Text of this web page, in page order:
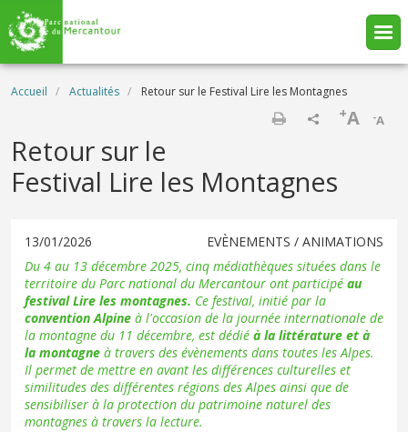
Aller au contenu principal
Fil d'Ariane
Accueil Actualités Retour sur le Festival Lire les Montagnes
-A
+A
Retour sur le
Festival Lire les Montagnes
13/01/2026
EVÈNEMENTS / ANIMATIONS
Du 4 au 13 décembre 2025, cinq médiathèques situées dans le
territoire du Parc national du Mercantour ont participé au
festivalLire les montagnes. Ce festival, initié par la
convention Alpine à l'occasion de la journée internationale de
la montagne du 11 décembre, est dédié à la littérature et à
la montagne à travers des évènements dans toutes les Alpes.
Il permet de mettre en avant les différences culturelles et
similitudes des différentes régions des Alpes ainsi que de
sensibiliser à la protection du patrimoine naturel des
montagnes à travers la lecture.